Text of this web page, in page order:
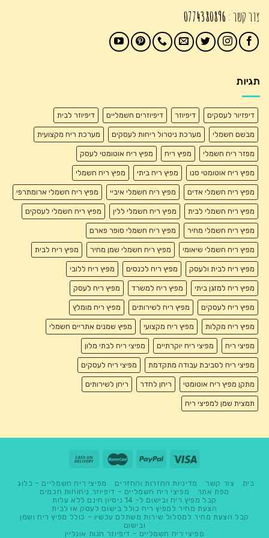
צור קשר : 0774380896
תגיות
דיפזיור לעסקים דיפיוזר דיפיוזרים חשמליים דיפיוזר לבית
מבשם חשמלי מערכת ניטרול ריחות לעסקים מערכת ריח מקצועית
מפזר ריח חשמלי מפיץ ריח מפיץ ריח אוטומטי לעסק
מפיץ ריח אוטומטי סנו מפיץ ריח ביתי מפיץ ריח חשמלי
מפיץ ריח חשמלי אדים מפיץ ריח חשמלי איביי מפיץ ריח חשמלי ארומתרפי
מפיץ ריח חשמלי לבית מפיץ ריח חשמלי ללין מפיץ ריח חשמלי לעסקים
מפיץ ריח חשמלי מחיר מפיץ ריח חשמלי סופר פארם
מפיץ ריח חשמלי שיאומי מפיץ ריח חשמלי שמן מחיר מפיץ ריח לבית
מפיץ ריח לבית ולעסק מפיץ ריח לכנסים מפיץ ריח ללובי
מפיץ ריח למזגן ביתי מפיץ ריח למשרד מפיץ ריח לעסק
מפיץ ריח לעסקים מפיץ ריח לשירותים מפיץ ריח מומלץ
מפיץ ריח מקלות מפיץ ריח מקצועי מפיץ שמנים אתריים חשמלי
מפיצי ריח מפיצי ריח יוקרתיים מפיצי ריח לבתי מלון
מפיצי ריח לסביבת עבודה מתקדמת מפיצי ריח לעסקים
מתקן מפיץ ריח אוטומטי ריחן לחדר ריחן לשירותים
תמצית שמן למפיצי ריח
בית צור קשר מדיניות החזרות והחזרים
מפיצי ריח חשמליים – בלוג
מפת אתר
מפיצי ריח חשמליים – דיפיוזר ניחוחות חכמים
קבל מפיץ ריח ובישום ל- 14 ניסיון חינם ללא עלות
הצעת מחיר למפיץ ריח כולל בישום לעסק או לבית
קבל הצעת מחיר למסלול שירות משתלם עכשיו – כולל מפיץ ריח ושמן
ובישום
מפיצי ריח חשמליים – דיפיוזר חנות אונליין